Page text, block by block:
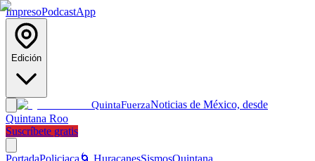
ImpresoPodcastApp
Edición
QuintaFuerzaNoticias de México, desde
Quintana Roo
Suscríbete gratis
PortadaPoliciaca 🌀 HuracanesSismosQuintana